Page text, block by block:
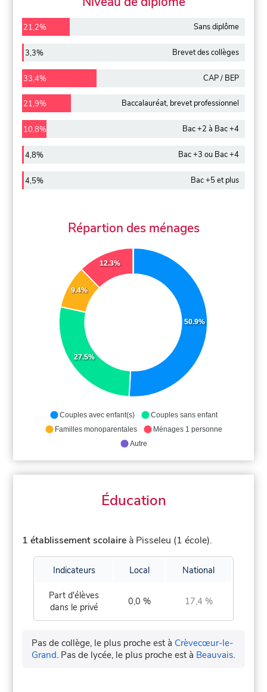
21,2% Sans diplôme
3,3% Brevet des collèges
33,4% CAP / BEP
21,9% Baccalauréat, brevet professionnel
10,8% Bac +2 à Bac +4
4,8% Bac +3 ou Bac +4
4,5% Bac +5 et plus
Répartion des ménages
50.9%
27.5%
9.4%
12.3%
Couples avec enfant(s)
Couples sans enfant
Familles monoparentales
Ménages 1 personne
Autre
Éducation
1 établissement scolaire à Pisseleu (1 école).
Indicateurs Local National
Part d'élèves
dans le privé
0,0 % 17,4 %
Pas de collège, le plus proche est à Crèvecœur-le-
Grand. Pas de lycée, le plus proche est à Beauvais.